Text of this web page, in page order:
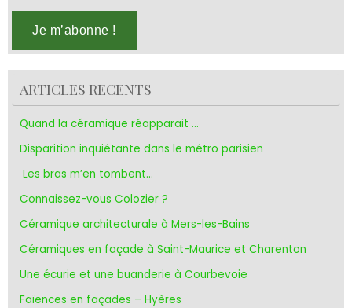
ARTICLES RECENTS
Quand la céramique réapparait …
Disparition inquiétante dans le métro parisien
Les bras m’en tombent…
Connaissez-vous Colozier ?
Céramique architecturale à Mers-les-Bains
Céramiques en façade à Saint-Maurice et Charenton
Une écurie et une buanderie à Courbevoie
Faïences en façades – Hyères